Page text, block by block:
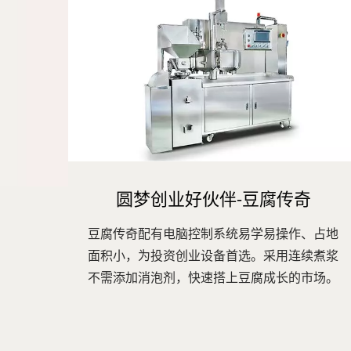
圆梦创业好伙伴-豆腐传奇
豆腐传奇配有电脑控制系统易学易操作、占地
面积小，为投资创业设备首选。采用连续煮浆
不需添加消泡剂，快速搭上豆腐成长的市场。